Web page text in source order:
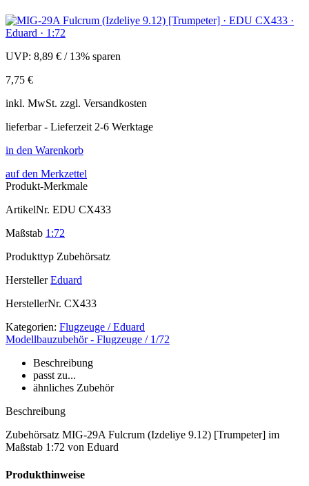
UVP: 8,89 € / 13% sparen
7,75 €
inkl. MwSt. zzgl. Versandkosten
lieferbar - Lieferzeit 2-6 Werktage
in den Warenkorb
auf den Merkzettel
Produkt-Merkmale
ArtikelNr. EDU CX433
Maßstab 1:72
Produkttyp Zubehörsatz
Hersteller Eduard
HerstellerNr. CX433
Kategorien: Flugzeuge / Eduard
Modellbauzubehör - Flugzeuge / 1/72
Beschreibung
passt zu...
ähnliches Zubehör
Beschreibung
Zubehörsatz MIG-29A Fulcrum (Izdeliye 9.12) [Trumpeter] im
Maßstab 1:72 von Eduard
Produkthinweise